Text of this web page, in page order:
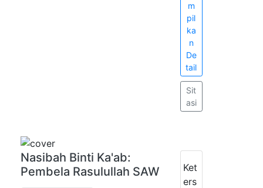
m
pil
ka
n
De
tail
Sit
asi
Nasibah Binti Ka'ab:
Pembela Rasulullah SAW
Ket
ers